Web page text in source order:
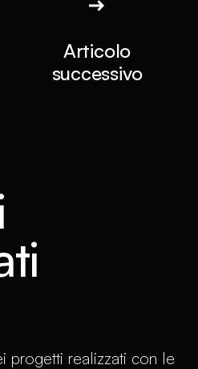
Articolo
successivo
progetti realizzati con le